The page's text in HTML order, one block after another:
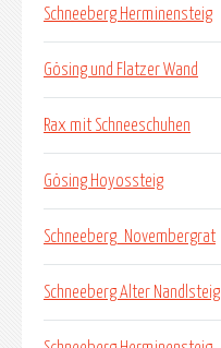
Schneeberg Herminensteig
Gösing und Flatzer Wand
Rax mit Schneeschuhen
Gösing Hoyossteig
Schneeberg_Novembergrat
Schneeberg Alter Nandlsteig